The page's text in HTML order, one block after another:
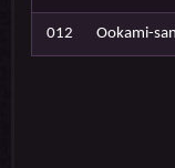
012 Ookami-